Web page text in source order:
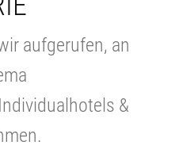
aufgerufen, an
&